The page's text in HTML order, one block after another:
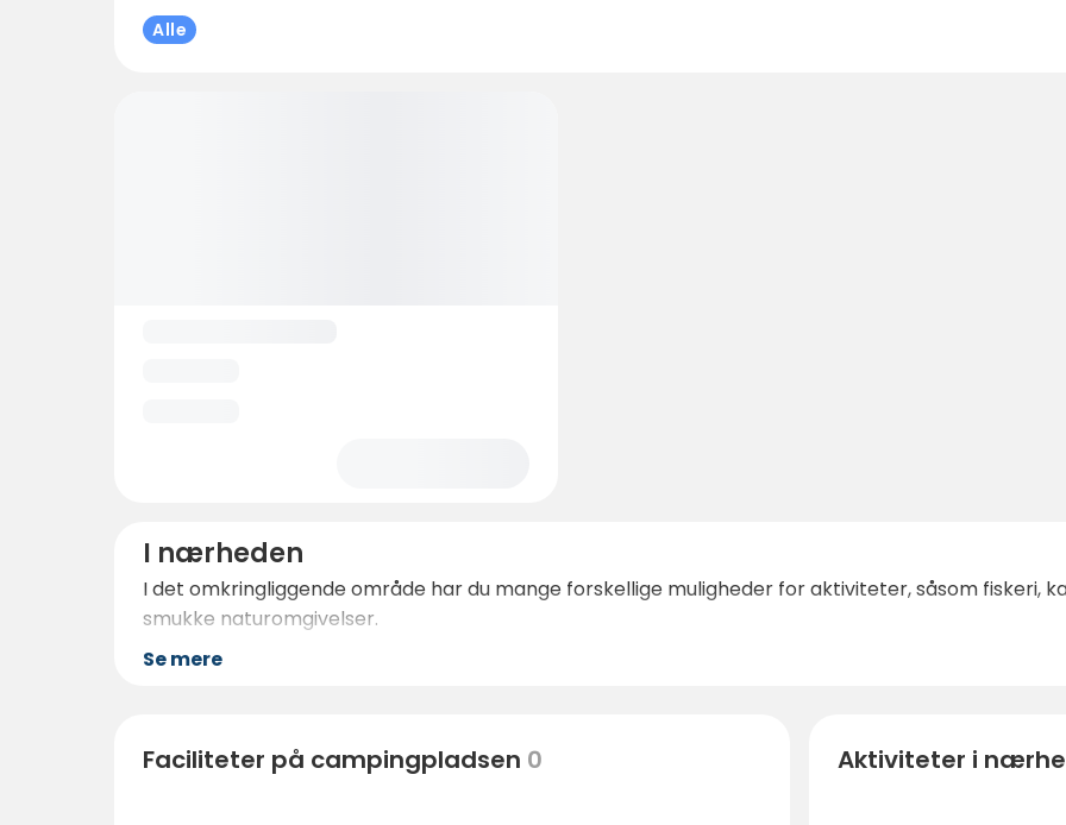
Alle
I nærheden
I det omkringliggende område har du mange forskellige muligheder for aktiviteter, såsom fiskeri,
smukke naturomgivelser.
Se mere
Faciliteter på campingpladsen 0 Aktiviteter i